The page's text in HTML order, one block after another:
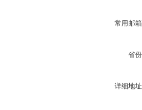
常用邮
省
详细地